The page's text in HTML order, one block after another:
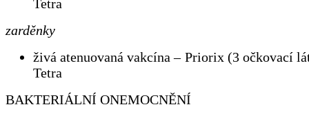
Tetra
zarděnky
živá atenuovaná vakcína – Priorix (3 očkovací
Tetra
BAKTERIÁLNÍ ONEMOCNĚNÍ